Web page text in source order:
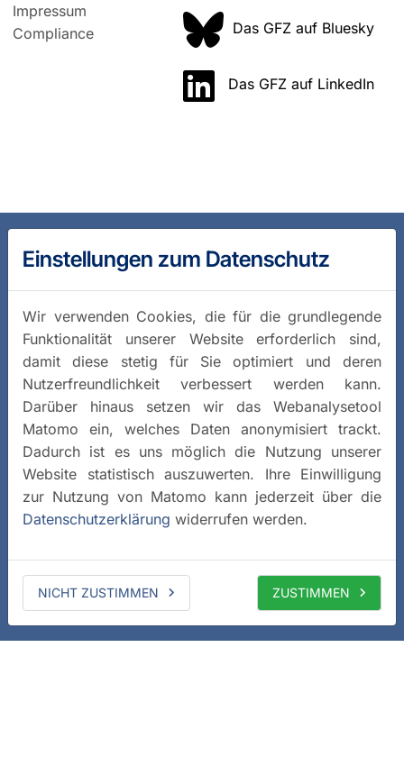
Impressum
Compliance
Das GFZ auf Bluesky
Das GFZ auf LinkedIn
Einstellungen zum Datenschutz
Wir verwenden Cookies, die für die grundlegende
Funktionalität unserer Website erforderlich sind,
damit diese stetig für Sie optimiert und deren
Nutzerfreundlichkeit verbessert werden kann.
Darüber hinaus setzen wir das Webanalysetool
Matomo ein, welches Daten anonymisiert trackt.
Dadurch ist es uns möglich die Nutzung unserer
Website statistisch auszuwerten. Ihre Einwilligung
zur Nutzung von Matomo kann jederzeit über die
Datenschutzerklärung widerrufen werden.
NICHT ZUSTIMMEN ZUSTIMMEN